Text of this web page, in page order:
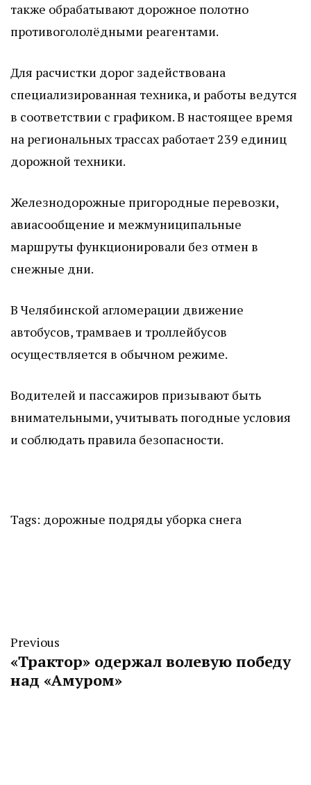
также обрабатывают дорожное полотно
противогололёдными реагентами.
Для расчистки дорог задействована
специализированная техника, и работы ведутся
в соответствии с графиком. В настоящее время
на региональных трассах работает 239 единиц
дорожной техники.
Железнодорожные пригородные перевозки,
авиасообщение и межмуниципальные
маршруты функционировали без отмен в
снежные дни.
В Челябинской агломерации движение
автобусов, трамваев и троллейбусов
осуществляется в обычном режиме.
Водителей и пассажиров призывают быть
внимательными, учитывать погодные условия
и соблюдать правила безопасности.
Tags: дорожные подряды уборка снега
Previous
«Трактор» одержал волевую победу
над «Амуром»